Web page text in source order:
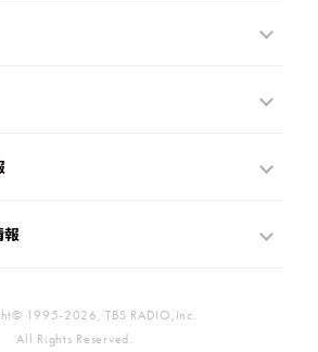
報
1995-2026, TBS RADIO,Inc.
All Rights Reserved.